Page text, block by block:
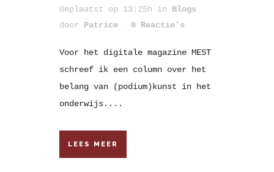
Geplaatst op 13:25h in Blogs
door Patrice 0 Reactie's
Voor het digitale magazine MEST
schreef ik een column over het
belang van (podium)kunst in het
onderwijs....
LEES MEER